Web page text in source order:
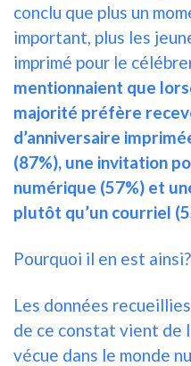
conclu que plus un
important, plus les
imprimé pour le
mentionnaient que
majorité préfère
d’anniversaire
(87%), une invitation
numérique (57%) et
plutôt qu’un courriel
Pourquoi il en est ainsi?
Les données
de ce constat vient de
vécue dans le monde